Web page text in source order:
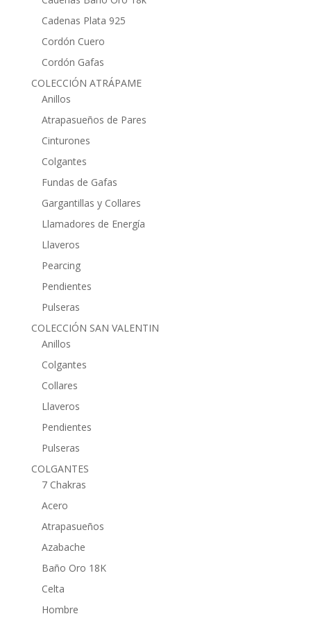
Cadenas Plata 925
Cordón Cuero
Cordón Gafas
COLECCIÓN ATRÁPAME
Anillos
Atrapasueños de Pares
Cinturones
Colgantes
Fundas de Gafas
Gargantillas y Collares
Llamadores de Energía
Llaveros
Pearcing
Pendientes
Pulseras
COLECCIÓN SAN VALENTIN
Anillos
Colgantes
Collares
Llaveros
Pendientes
Pulseras
COLGANTES
7 Chakras
Acero
Atrapasueños
Azabache
Baño Oro 18K
Celta
Hombre